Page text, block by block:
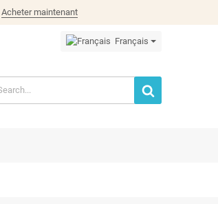
Acheter maintenant
Français